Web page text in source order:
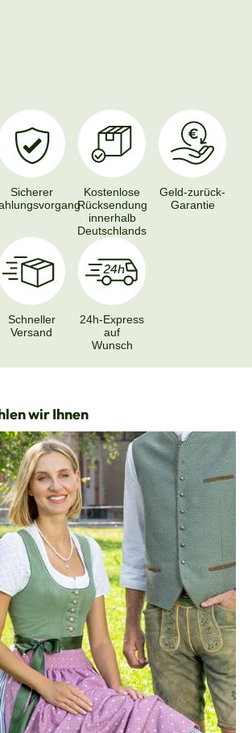
Sicherer
Kostenlose
Rücksendung
innerhalb
Deutschlands
Geld-zurück-
Garantie
Schneller
Versand
24h-Express
auf
Wunsch
wir Ihnen